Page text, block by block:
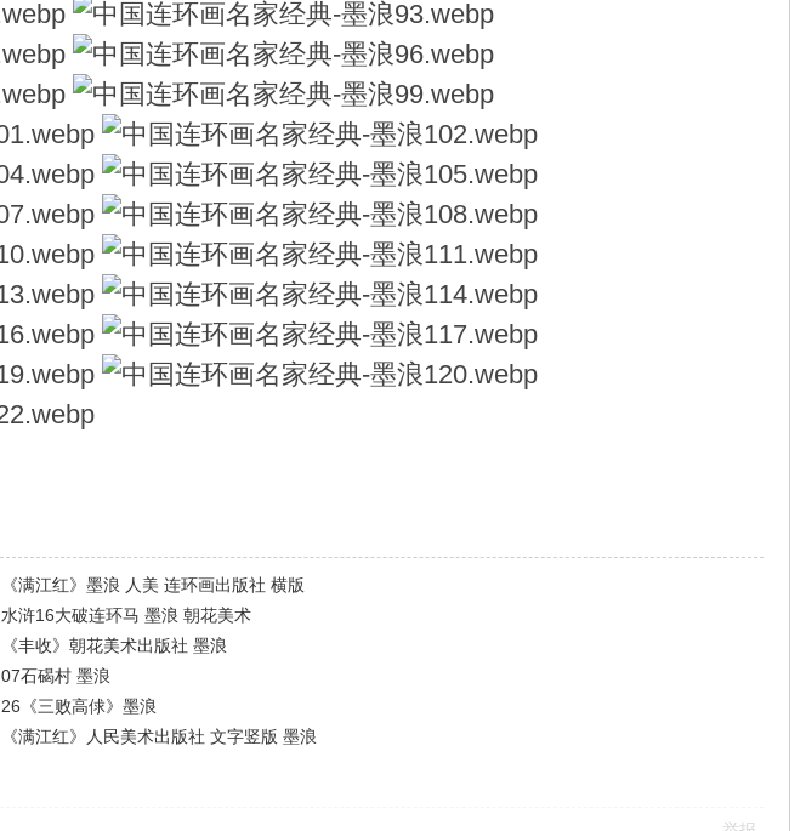
《满江红》墨浪 人美 连环画出版社 横版
水浒16大破连环马 墨浪 朝花美术
《丰收》朝花美术出版社 墨浪
07石碣村 墨浪
26《三败高俅》墨浪
《满江红》人民美术出版社 文字竖版 墨浪